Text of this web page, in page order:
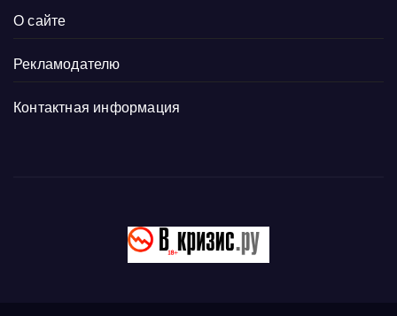
О сайте
Рекламодателю
Контактная информация